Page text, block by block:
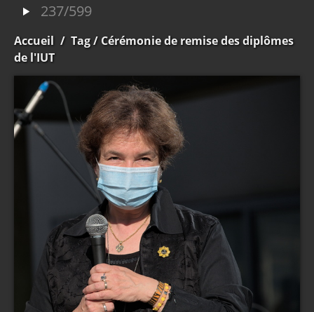
237/599
Accueil / Tag/ Cérémonie de remise des diplômes
de l'IUT